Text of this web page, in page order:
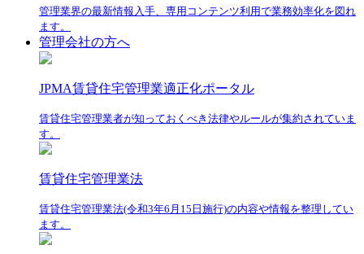
管理業界の最新情報入手、専用コンテンツ利用で業務効率化を図れ
ます。
管理会社の方へ
JPMA賃貸住宅管理業適正化ポータル
賃貸住宅管理業者が知っておくべき法律やルールが集約されていま
す。
賃貸住宅管理業法
賃貸住宅管理業法(令和3年6月15日施行)の内容や情報を整理してい
ます。